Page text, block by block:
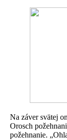
Na záver svätej
Orosch
požehnanie.